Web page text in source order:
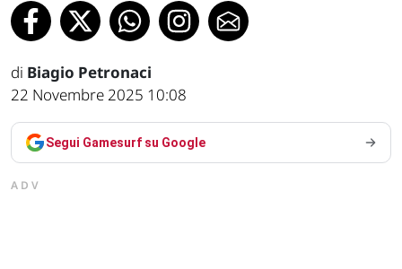
di Biagio Petronaci
22 Novembre 2025 10:08
Segui Gamesurf su Google
ADV